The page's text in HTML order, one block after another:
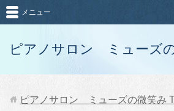
ピアノサロン ミューズ
メニュー
ピアノサロン ミューズの微笑み